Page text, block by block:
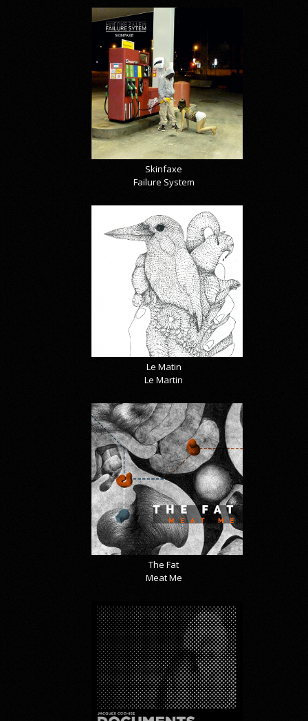
Skinfaxe
Failure System
Le Matin
Le Martin
The Fat
Meat Me